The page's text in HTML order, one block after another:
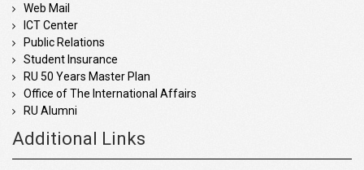
Web Mail
ICT Center
Public Relations
Student Insurance
RU 50 Years Master Plan
Office of The International Affairs
RU Alumni
Additional Links